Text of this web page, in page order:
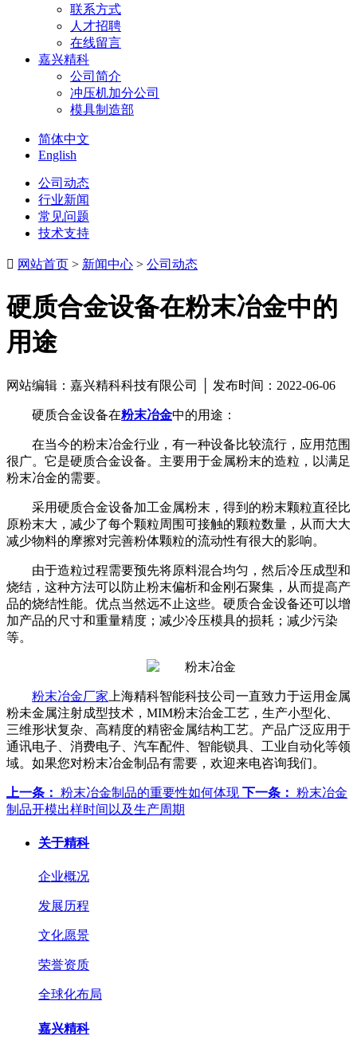
联系方式
人才招聘
在线留言
嘉兴精科
公司简介
冲压机加分公司
模具制造部
简体中文
English
公司动态
行业新闻
常见问题
技术支持
 网站首页 > 新闻中心 > 公司动态
硬质合金设备在粉末冶金中的
用途
网站编辑：嘉兴精科科技有限公司 │ 发布时间：2022-06-06
硬质合金设备在粉末冶金中的用途：
在当今的粉末冶金行业，有一种设备比较流行，应用范围
很广。它是硬质合金设备。主要用于金属粉末的造粒，以满足
粉末冶金的需要。
采用硬质合金设备加工金属粉末，得到的粉末颗粒直径比
原粉末大，减少了每个颗粒周围可接触的颗粒数量，从而大大
减少物料的摩擦对完善粉体颗粒的流动性有很大的影响。
由于造粒过程需要预先将原料混合均匀，然后冷压成型和
烧结，这种方法可以防止粉末偏析和金刚石聚集，从而提高产
品的烧结性能。优点当然远不止这些。硬质合金设备还可以增
加产品的尺寸和重量精度；减少冷压模具的损耗；减少污染
等。
粉末冶金厂家 上海精科智能科技公司一直致力于运用金属
粉未金属注射成型技术，MIM粉末治金工艺，生产小型化、
三维形状复杂、高精度的精密金属结构工艺。产品广泛应用于
通讯电子、消费电子、汽车配件、智能锁具、工业自动化等领
域。如果您对粉末冶金制品有需要，欢迎来电咨询我们。
上一条： 粉末冶金制品的重要性如何体现 下一条： 粉末冶金
制品开模出样时间以及生产周期
关于精科
企业概况
发展历程
文化愿景
荣誉资质
全球化布局
嘉兴精科